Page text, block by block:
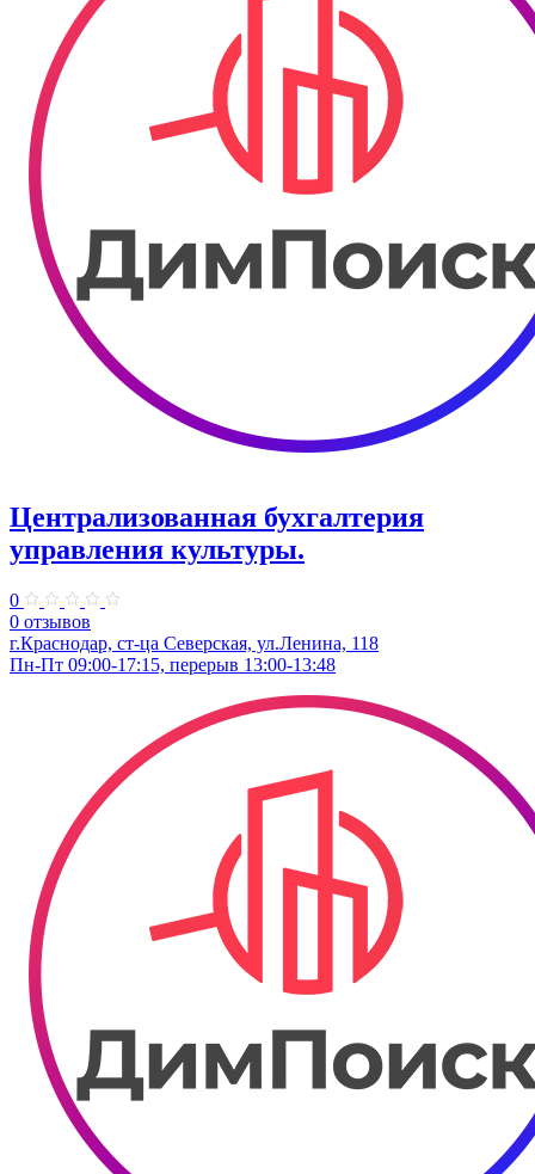
Централизованная бухгалтерия
управления культуры.
0
0 отзывов
г.Краснодар, ст-ца Северская, ул.Ленина, 118
Пн-Пт 09:00-17:15, перерыв 13:00-13:48